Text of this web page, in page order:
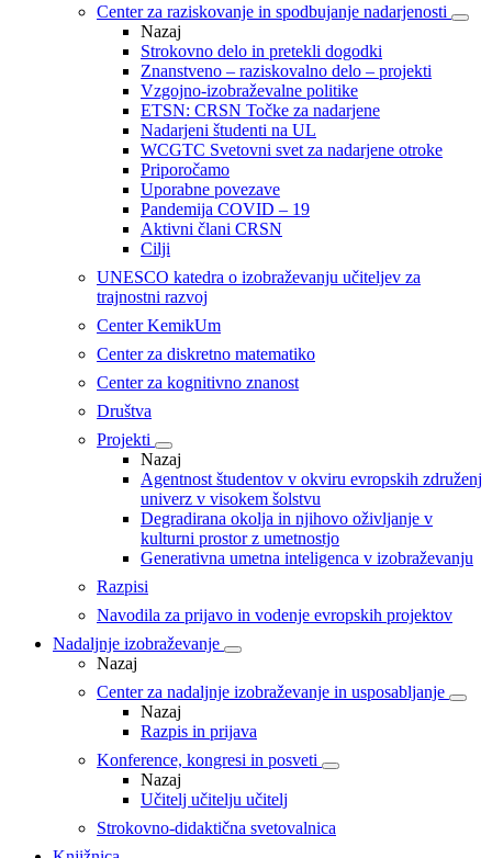
Center za raziskovanje in spodbujanje nadarjenosti
Nazaj
Strokovno delo in pretekli dogodki
Znanstveno – raziskovalno delo – projekti
Vzgojno-izobraževalne politike
ETSN: CRSN Točke za nadarjene
Nadarjeni študenti na UL
WCGTC Svetovni svet za nadarjene otroke
Priporočamo
Uporabne povezave
Pandemija COVID – 19
Aktivni člani CRSN
Cilji
UNESCO katedra o izobraževanju učiteljev za
trajnostni razvoj
Center KemikUm
Center za diskretno matematiko
Center za kognitivno znanost
Društva
Projekti
Nazaj
Agentnost študentov v okviru evropskih združenj
univerz v visokem šolstvu
Degradirana okolja in njihovo oživljanje v
kulturni prostor z umetnostjo
Generativna umetna inteligenca v izobraževanju
Razpisi
Navodila za prijavo in vodenje evropskih projektov
Nadaljnje izobraževanje
Nazaj
Center za nadaljnje izobraževanje in usposabljanje
Nazaj
Razpis in prijava
Konference, kongresi in posveti
Nazaj
Učitelj učitelju učitelj
Strokovno-didaktična svetovalnica